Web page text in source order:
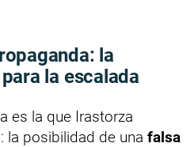
la
la escalada
es la que Irastorza
la posibilidad de una falsa